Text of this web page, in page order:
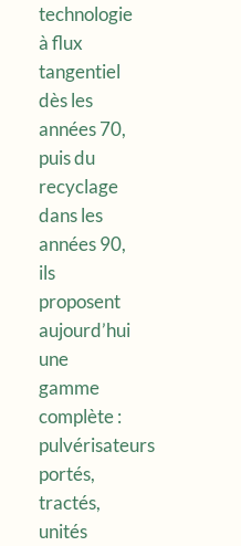
technologie
à flux
tangentiel
dès les
années 70,
puis du
recyclage
dans les
années 90,
ils
proposent
aujourd’hui
une
gamme
complète :
pulvérisateurs
portés,
tractés,
unités